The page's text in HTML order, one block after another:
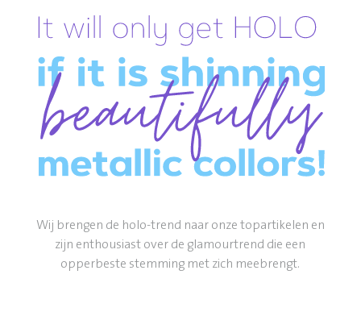
Wij brengen de holo-trend naar onze topartikelen en
zijn enthousiast over de glamourtrend die een
opperbeste stemming met zich meebrengt.